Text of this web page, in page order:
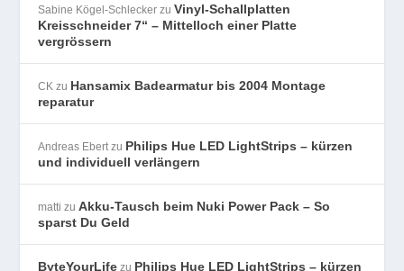
Sabine Kögel-Schlecker zuVinyl-Schallplatten
Kreisschneider 7“ – Mittelloch einer Platte
vergrössern
CK zu Hansamix Badearmatur bis 2004 Montage
reparatur
Andreas Ebert zu Philips Hue LED LightStrips – kürzen
und individuell verlängern
matti zuAkku-Tausch beim Nuki Power Pack – So
sparst Du Geld
ByteYourLife zu Philips Hue LED LightStrips – kürzen